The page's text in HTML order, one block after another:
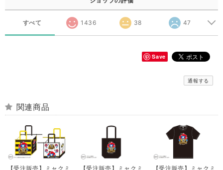
すべて 1436 38 47
Save
通報する
関連商品
【受注販売】ミャクミ
【受注販売】ミャクミ
【受注販売】ミャクミ